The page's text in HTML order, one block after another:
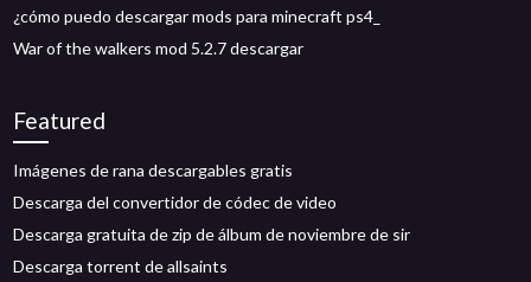
¿cómo puedo descargar mods para minecraft ps4_
War of the walkers mod 5.2.7 descargar
Featured
Imágenes de rana descargables gratis
Descarga del convertidor de códec de video
Descarga gratuita de zip de álbum de noviembre de sir
Descarga torrent de allsaints